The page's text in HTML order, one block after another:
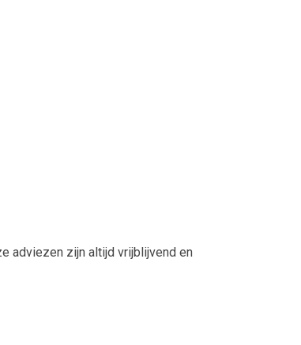
adviezen zijn altijd vrijblijvend en